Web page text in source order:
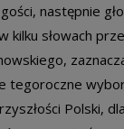
następnie
kilku słowach
tegoroczne
Polski,